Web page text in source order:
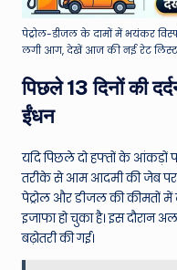
पेट्रोल-डीजल के दामों में भयंकर
लगी आग, देखें आज की नई रेट लिस्ट
पिछले 13 दिनों की
ईंधन
यदि पिछले दो हफ्तों के आंकड़ों
तरीके से आम आदमी की जेब पर
पेट्रोल और डीजल की कीमतों में
इजाफा हो चुका है। इस दौरान
बढ़ोतरी की गई।